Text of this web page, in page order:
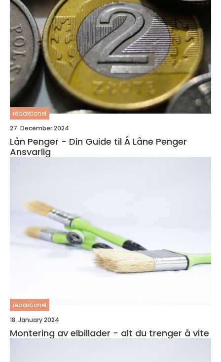
redaktionel
27. December 2024
Lån Penger - Din Guide til Å Låne Penger
Ansvarlig
redaktionel
18. January 2024
Montering av elbillader - alt du trenger å vite